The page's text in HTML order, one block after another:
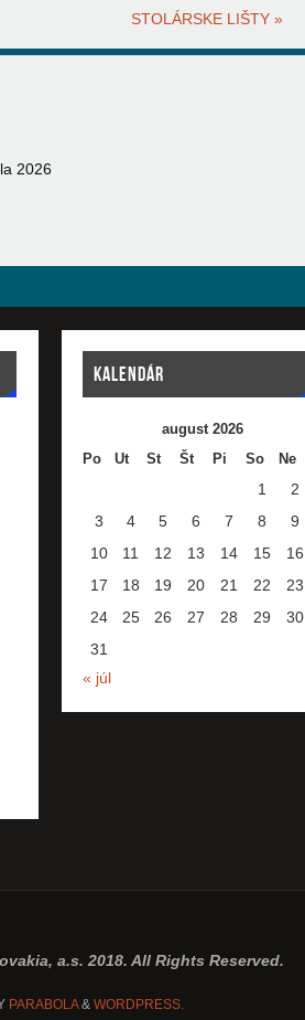
STOLÁRSKE LIŠTY »
2026
KALENDÁR
august 2026
Po
Ut St Št Pi So Ne
1
2
3
4 5 6 7 8
9
10
11 12 13 14 15
16
17
18 19 20 21 22
23
24
25 26 27 28 29
30
31
« júl
a.s. 2018. All Rights Reserved.
PARABOLA& WORDPRESS.